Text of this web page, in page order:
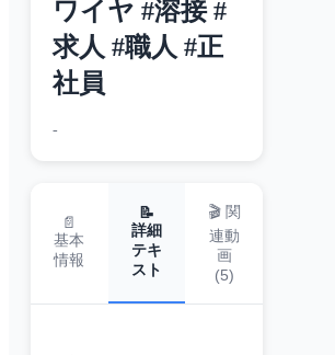
ワイヤ #溶接 #
求人 #職人 #正
社員
-
📄
基本
情報
📝
詳細
テキ
スト
🎬 関
連動
画
(5)